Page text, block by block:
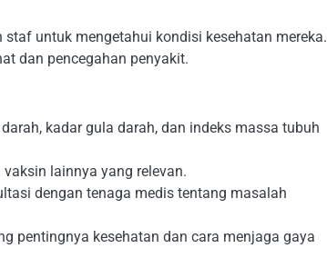
untuk mengetahui kondisi kesehatan mereka.
dan pencegahan penyakit.
kadar gula darah, dan indeks massa tubuh
lainnya yang relevan.
dengan tenaga medis tentang masalah
pentingnya kesehatan dan cara menjaga gaya